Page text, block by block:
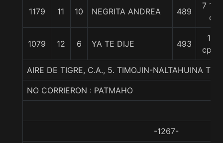
1179 11 10 NEGRITA ANDREA 489
7 1/4
c
1079 12 6 YA TE DIJE 493
10
cpos
AIRE DE TIGRE, C.A., 5. TIMOJIN-NALTAHUINA
NO CORRIERON : PATMAHO
-1267-